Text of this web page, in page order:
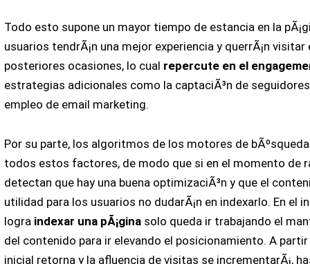
Todo esto supone un mayor tiempo de estancia en la
usuarios tendrÃ¡n una mejor experiencia y querrÃ¡n
posteriores ocasiones, lo cual repercute en el
estrategias adicionales como la captaciÃ³n de
empleo de email marketing.
Por su parte, los algoritmos de los motores de
todos estos factores, de modo que si en el momento de
detectan que hay una buena optimizaciÃ³n y que el
utilidad para los usuarios no dudarÃ¡n en indexarlo. En el
logra indexar una pÃ¡gina solo queda ir trabajando el
del contenido para ir elevando el posicionamiento. A partir
inicial retorna y la afluencia de visitas se incrementarÃ¡,